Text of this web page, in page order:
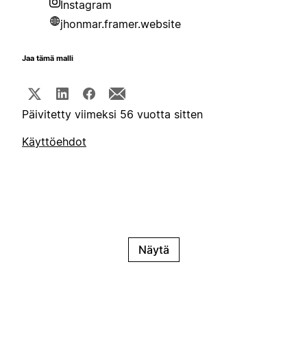
Instagram
jhonmar.framer.website
Jaa tämä malli
Päivitetty viimeksi 56 vuotta sitten
Käyttöehdot
Näytä